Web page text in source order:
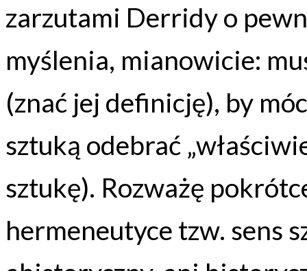
zarzutami Derridy o
myślenia, mianowicie:
(znać jej definicję), by
sztuką odebrać
sztukę). Rozważę
hermeneutyce tzw. sens